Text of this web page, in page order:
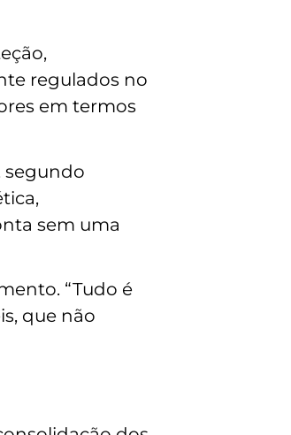
regulados no
em termos
segundo
sem uma
“Tudo é
que não